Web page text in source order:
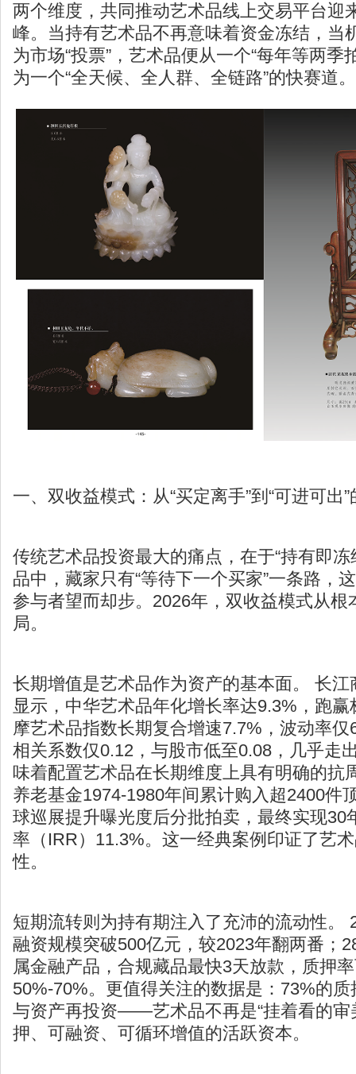
两个维度，共同推动艺术品线上交易平台迎
峰。当持有艺术品不再意味着资金冻结，当
为市场“投票”，艺术品便从一个“每年等两季
为一个“全天候、全人群、全链路”的快赛道。
一、双收益模式：从“买定离手”到“可进可出
传统艺术品投资最大的痛点，在于“持有即冻
品中，藏家只有“等待下一个买家”一条路，
参与者望而却步。2026年，双收益模式从根
局。
长期增值是艺术品作为资产的基本面。 长
显示，中华艺术品年化增长率达9.3%，跑
摩艺术品指数长期复合增速7.7%，波动率
相关系数仅0.12，与股市低至0.08，几乎
味着配置艺术品在长期维度上具有明确的抗
养老基金1974-1980年间累计购入超2400件
球巡展提升曝光度后分批拍卖，最终实现30
率 （IRR）11.3%。这一经典案例印证了艺
性。
短期流转则为持有期注入了充沛的流动性。
融资规模突破500亿元，较2023年翻两番；
属金融产品，合规藏品最快3天放款，质押
50%-70%。更值得关注的数据是：73%的
与资产再投资——艺术品不再是“挂着看的审
押、可融资、可循环增值的活跃资本。